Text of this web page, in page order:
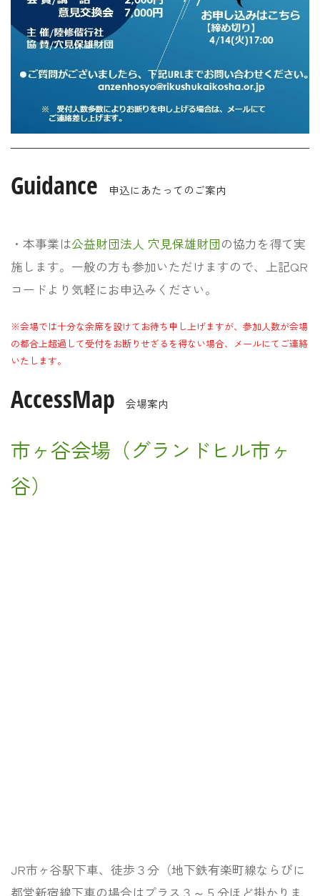
Guidance 申込にあたってのご案内
・本事業は公益財団法人 穴見保雄財団の協力を得て実
施します。一般の方も参加いただけますので、上記QR
コードより気軽にお申込みください。
※会場では十分な余席を設けてお待ち申し上げますが、参加人数が会場
の都合上超過して受付をお断りせざるを得ない場合、メールにてご連絡
いたします。
AccessMap 会場案内
市ヶ谷会場（グランドヒル市ヶ
谷）
JR市ヶ谷駅下車、徒歩３分（地下鉄有楽町線ならびに
都営新宿線下車の場合はプラス３～５分ほど掛かりま